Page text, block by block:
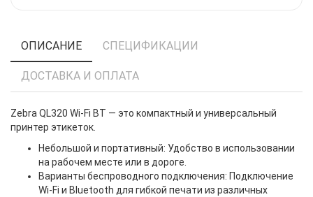
ОПИСАНИЕ СПЕЦИФИКАЦИИ
ДОСТАВКА И ОПЛАТА
Zebra QL320 Wi-Fi BT — это компактный и универсальный
принтер этикеток.
Небольшой и портативный: Удобство в использовании
на рабочем месте или в дороге.
Варианты беспроводного подключения: Подключение
Wi-Fi и Bluetooth для гибкой печати из различных